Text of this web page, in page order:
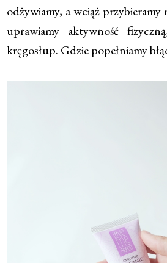
odżywiamy, a wciąż przybieramy
uprawiamy aktywność
kręgosłup. Gdzie popełniamy